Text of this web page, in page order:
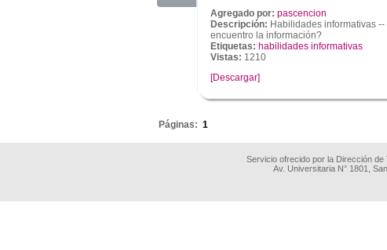
Agregado por: pascencion
Descripción: Habilidades informativas
encuentro la información?
Etiquetas: habilidades informativas
Vistas: 1210
[Descargar]
Páginas: 1
Servicio ofrecido por la Dirección
Av. Universitaria N° 1801,